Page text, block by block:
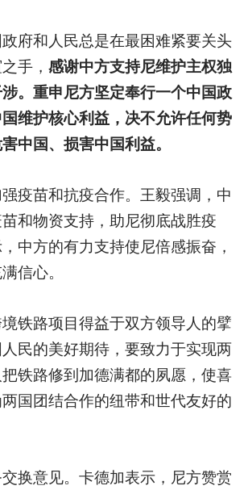
府和人民总是在最困难紧要关头
手， 感谢中方支持尼维护主权独
。重申尼方坚定奉行一个中国政
维护核心利益，决不允许任何势
中国、损害中国利益。
疫苗和抗疫合作。王毅强调，中
和物资支持，助尼彻底战胜疫
中方的有力支持使尼倍感振奋，
信心。
铁路项目得益于双方领导人的擘
民的美好期待，要致力于实现两
铁路修到加德满都的夙愿，使喜
国团结合作的纽带和世代友好的
换意见。卡德加表示，尼方赞赏